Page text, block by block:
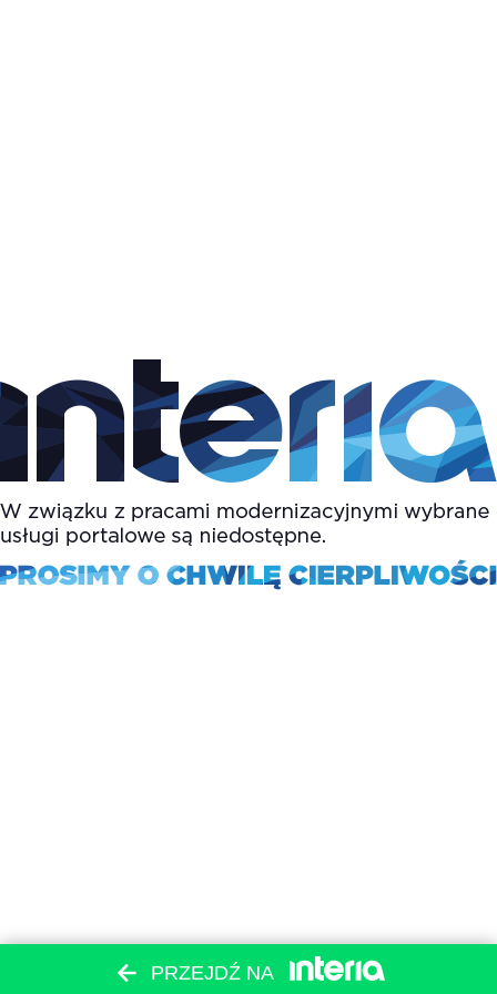
PRZEJDŹ NA